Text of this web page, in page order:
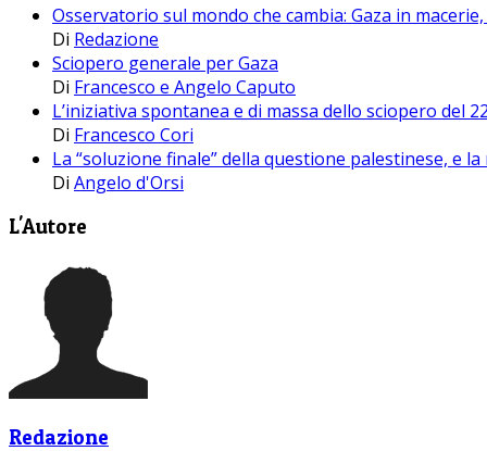
Osservatorio sul mondo che cambia: Gaza in
Di Redazione
Sciopero generale per Gaza
Di Francesco e Angelo Caputo
L’iniziativa spontanea e di massa dello sciopero del
Di Francesco Cori
La “soluzione finale” della questione palestinese, e
Di Angelo d'Orsi
L'Autore
Redazione